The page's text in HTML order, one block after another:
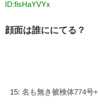
ID:fisHaYVYx
顔面は誰ににてる？
15: 名も無き被検体774号+